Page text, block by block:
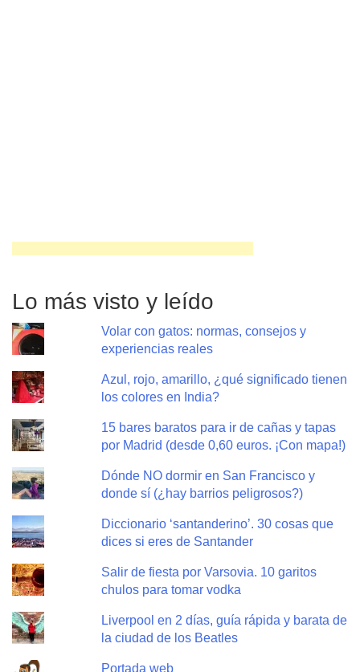
Lo más visto y leído
Volar con gatos: normas, consejos y
experiencias reales
Azul, rojo, amarillo, ¿qué significado tienen
los colores en India?
15 bares baratos para ir de cañas y tapas
por Madrid (desde 0,60 euros. ¡Con mapa!)
Dónde NO dormir en San Francisco y
donde sí (¿hay barrios peligrosos?)
Diccionario ‘santanderino’. 30 cosas que
dices si eres de Santander
Salir de fiesta por Varsovia. 10 garitos
chulos para tomar vodka
Liverpool en 2 días, guía rápida y barata de
la ciudad de los Beatles
Portada web